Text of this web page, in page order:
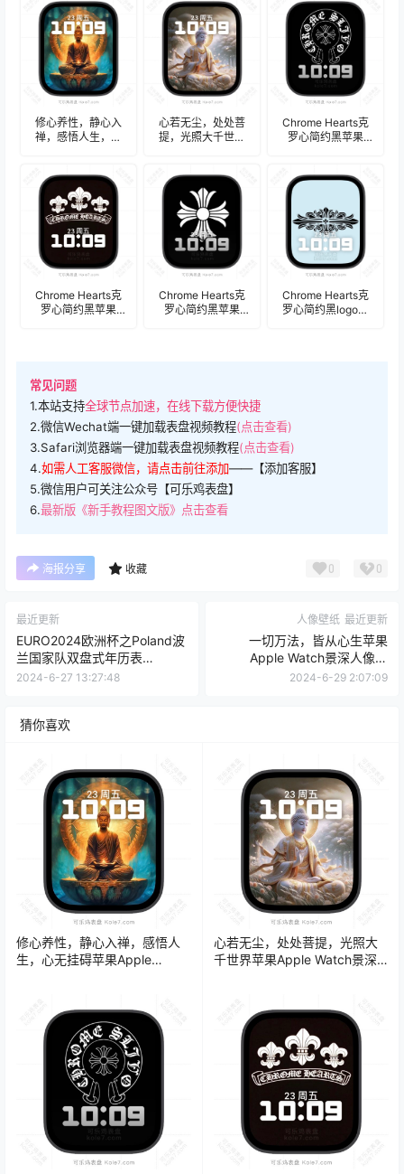
修心养性，静心入
禅，感悟人生，心
盘.watchface
心若无尘，处处菩
提，光照大千世界
盘.watchface
Chrome Hearts克
罗心简约黑苹果
Chrome Hearts克
罗心简约黑苹果
Chrome Hearts克
罗心简约黑苹果
Chrome Hearts克
罗心简约黑logo苹
常见问题
1.本站支持全球节点加速，在线下载方便快捷
2.微信Wechat端一键加载表盘视频教程(点击查看)
3.Safari浏览器端一键加载表盘视频教程(点击查看)
4.如需人工客服微信，请点击前往添加——【添加客服】
5.微信用户可关注公众号【可乐鸡表盘】
6.最新版《新手教程图文版》点击查看
海报分享 收藏 0 0
最近更新
EURO2024欧洲杯之Poland波
兰国家队双盘式年历表
盘.clock&clock2
2024-6-27 13:27:48
人像壁纸 最近更新
一切万法，皆从心生苹果
Apple Watch景深人像表
盘.watchface
2024-6-29 2:07:09
猜你喜欢
修心养性，静心入禅，感悟人
生，心无挂碍苹果Apple
心若无尘，处处菩提，光照大
千世界苹果Apple Watch景深